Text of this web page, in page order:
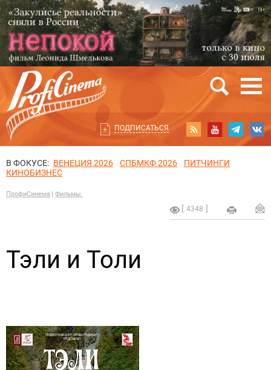
ПОДПИСАТЬСЯ
В ФОКУСЕ: ВЕНЕЦИЯ 2026 СПБМКФ 2026
ПИТЧИНГИ
КИНОБИЗНЕС
ПрофиСинема Фильмы.
4348
Тэли и Толи